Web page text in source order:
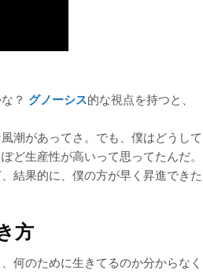
？ グノーシス的な視点を持つと、
潮があってさ。でも、僕はどうして
ど生産性が高いって思ってたんだ。
結果的に、僕の方が早く昇進できた
方
何のために生きてるのか分からなく